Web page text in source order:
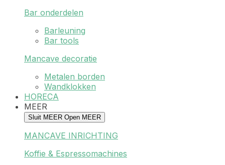
Bar onderdelen
Barleuning
Bar tools
Mancave decoratie
Metalen borden
Wandklokken
HORECA
MEER
Sluit MEER Open MEER
MANCAVE INRICHTING
Koffie & Espressomachines